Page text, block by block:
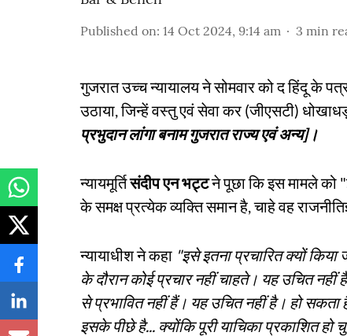
Published on: 14 Oct 2024, 9:14 am 3 min
गुजरात उच्च न्यायालय ने सोमवार को द हिंदू के
उठाया, जिन्हें वस्तु एवं सेवा कर (जीएसटी)
प्रभुदान लांगा बनाम गुजरात राज्य एवं अन्य]।
न्यायमूर्तिसंदीप एन भट्टने पूछा कि इस मामले को
के समक्ष प्रत्येक व्यक्ति समान है, चाहे वह
न्यायाधीश ने कहा "इसे इतना प्रचारित क्यों
के दौरान कोई प्रचार नहीं चाहते। यह उचित
से प्रभावित नहीं हैं। यह उचित नहीं है। हो
इसके पीछे है... क्योंकि पूरी याचिका प्रकाशित हो